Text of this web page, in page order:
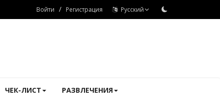
Войти / Регистрация Русский
ЧЕК-ЛИСТ РАЗВЛЕЧЕНИЯ